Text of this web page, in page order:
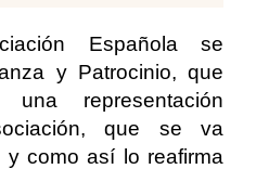
Española se
y Patrocinio, que
representación
que se va
como así lo reafirma